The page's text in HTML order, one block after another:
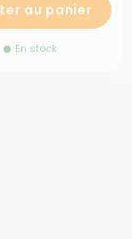
au panier
En stock